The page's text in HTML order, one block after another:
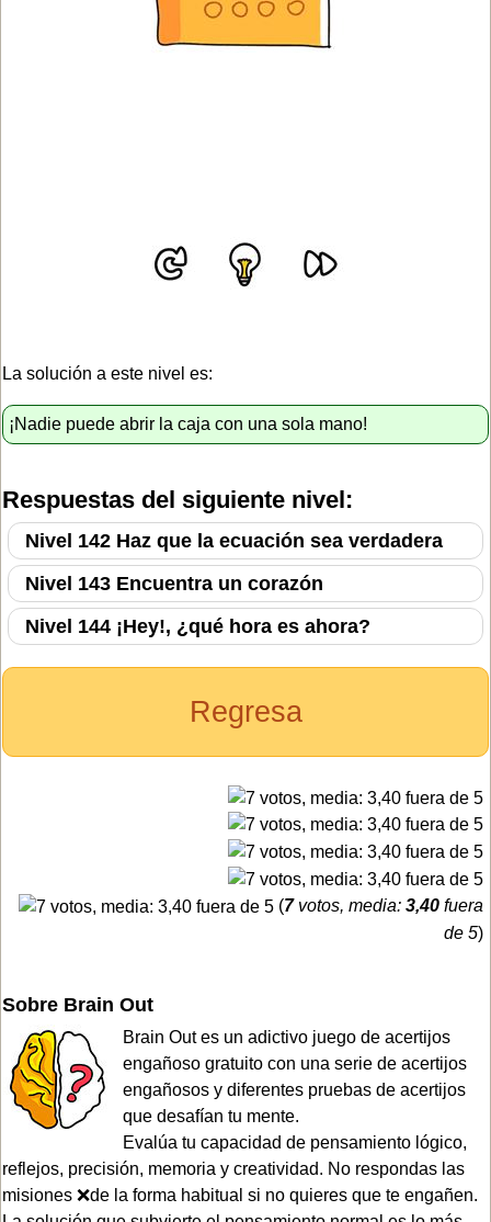
La solución a este nivel es:
¡Nadie puede abrir la caja con una sola mano!
Respuestas del siguiente nivel:
Nivel 142 Haz que la ecuación sea verdadera
Nivel 143 Encuentra un corazón
Nivel 144 ¡Hey!, ¿qué hora es ahora?
Regresa
(7votos, media: 3,40 fuera
de 5)
Sobre Brain Out
Brain Out es un adictivo juego de acertijos
engañoso gratuito con una serie de acertijos
engañosos y diferentes pruebas de acertijos
que desafían tu mente.
Evalúa tu capacidad de pensamiento lógico,
reflejos, precisión, memoria y creatividad. No respondas las
misiones ❌de la forma habitual si no quieres que te engañen.